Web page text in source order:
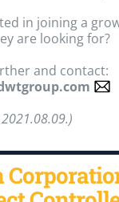
in joining a
are looking for?
and contact: